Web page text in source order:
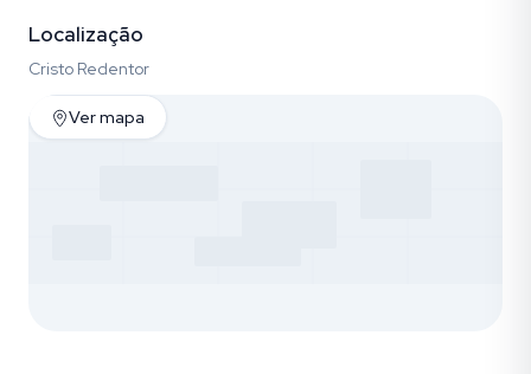
Localização
Cristo Redentor
Ver mapa